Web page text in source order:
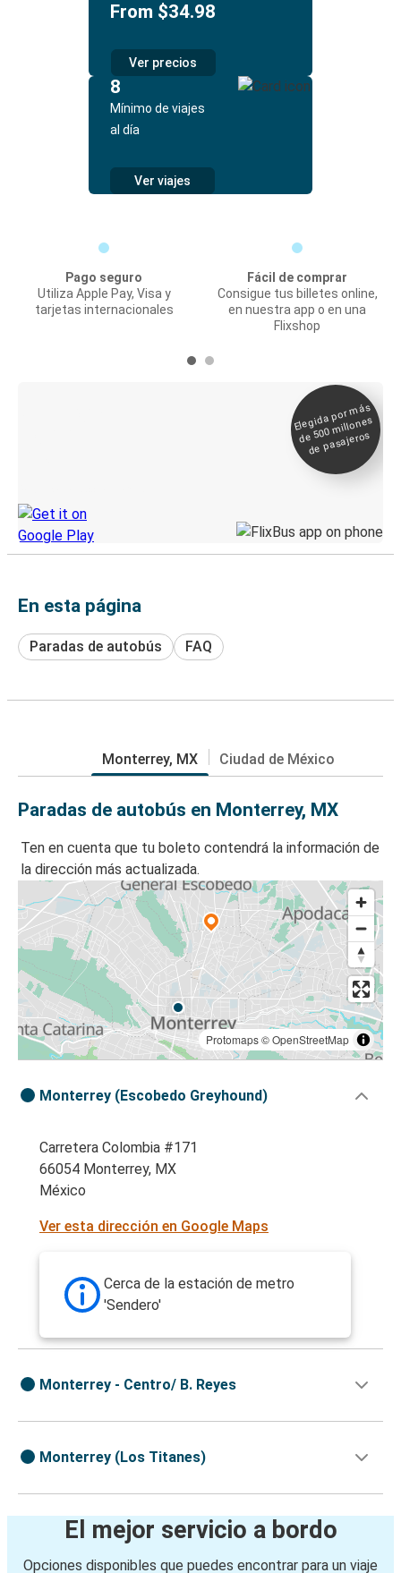
From $34.98
Ver precios
8
Mínimo de viajes
al día
Ver viajes
Pago seguro
Utiliza Apple Pay, Visa y
tarjetas internacionales
Fácil de comprar
Consigue tus billetes online,
en nuestra app o en una
Flixshop
Elegida por
más
de 500
millones
de pasajeros
En esta página
Paradas de autobús FAQ
Monterrey, MX Ciudad de México
Paradas de autobús en Monterrey, MX
Ten en cuenta que tu boleto contendrá la información de
la dirección más actualizada.
Protomaps©OpenStreetMap
Monterrey (Escobedo Greyhound)
Carretera Colombia #171
66054 Monterrey, MX
México
Ver esta dirección en Google Maps
Cerca de la estación de metro
'Sendero'
Monterrey - Centro/ B. Reyes
Monterrey (Los Titanes)
El mejor servicio a bordo
Opciones disponibles que puedes encontrar para un viaje